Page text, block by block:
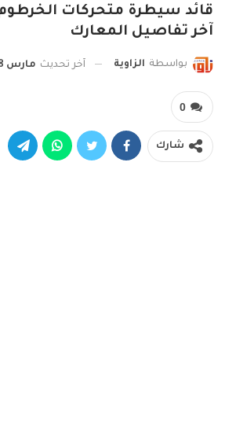
قائد سيطرة متحركات
آخر تفاصيل المعارك
بواسطة الزاوية آخر تحديث مارس 18, 2025
0
شارك